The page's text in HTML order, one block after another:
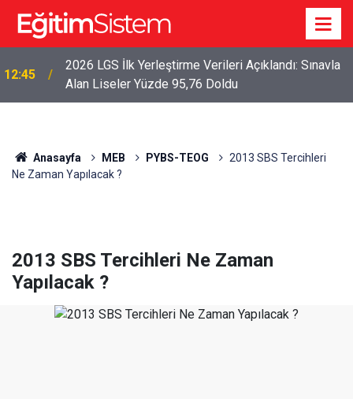
12:45
2026 LGS İlk Yerleştirme Verileri Açıklandı: Sınavla
Alan Liseler Yüzde 95,76 Doldu
Anasayfa MEB PYBS-TEOG
2013 SBS Tercihleri
Ne Zaman Yapılacak ?
2013 SBS Tercihleri Ne Zaman
Yapılacak ?